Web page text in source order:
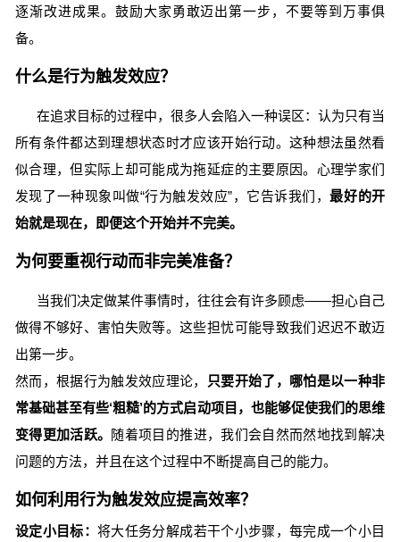
逐渐改进成果。鼓励大家勇敢迈出第一步，不要等到万事俱
备。
什么是行为触发效应？
在追求目标的过程中，很多人会陷入一种误区：认为只有当
所有条件都达到理想状态时才应该开始行动。这种想法虽然看
似合理，但实际上却可能成为拖延症的主要原因。心理学家们
发现了一种现象叫做“行为触发效应”，它告诉我们，最好的开
始就是现在，即便这个开始并不完美。
为何要重视行动而非完美准备？
当我们决定做某件事情时，往往会有许多顾虑——担心自己
做得不够好、害怕失败等。这些担忧可能导致我们迟迟不敢迈
出第一步。
然而，根据行为触发效应理论，
只要开始了，哪怕是以一种非
常基础甚至有些‘粗糙’的方式启动项目，也能够促使我们的思维
变得更加活跃。 随着项目的推进，我们会自然而然地找到解决
问题的方法，并且在这个过程中不断提高自己的能力。
如何利用行为触发效应提高效率？
设定小目标：将大任务分解成若干个小步骤，每完成一个小目